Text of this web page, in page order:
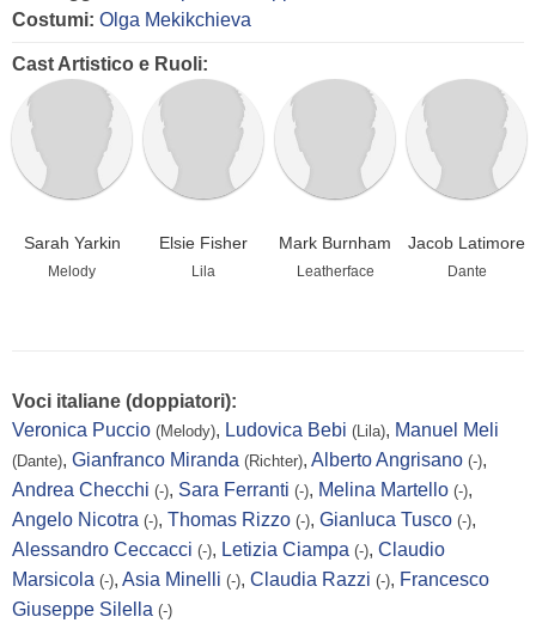
Costumi: Olga Mekikchieva
Cast Artistico e Ruoli:
Sarah Yarkin
Melody
Elsie Fisher
Lila
Mark Burnham
Leatherface
Jacob Latimore
Dante
Voci italiane (doppiatori):
Veronica Puccio (Melody), Ludovica Bebi (Lila), Manuel Meli
(Dante), Gianfranco Miranda (Richter), Alberto Angrisano (-),
Andrea Checchi (-), Sara Ferranti (-), Melina Martello (-),
Angelo Nicotra (-), Thomas Rizzo (-), Gianluca Tusco (-),
Alessandro Ceccacci (-), Letizia Ciampa (-), Claudio
Marsicola (-), Asia Minelli (-), Claudia Razzi (-), Francesco
Giuseppe Silella (-)